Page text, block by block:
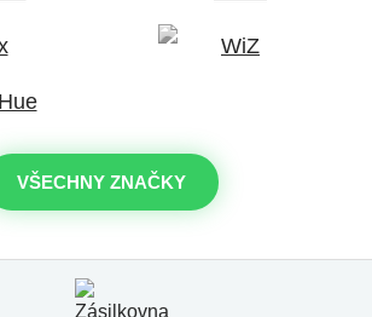
VŠECHNY ZNAČKY